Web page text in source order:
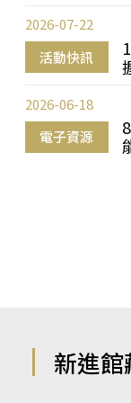
活動快訊
2026-07-22
電子資源
2026-06-18
新進館